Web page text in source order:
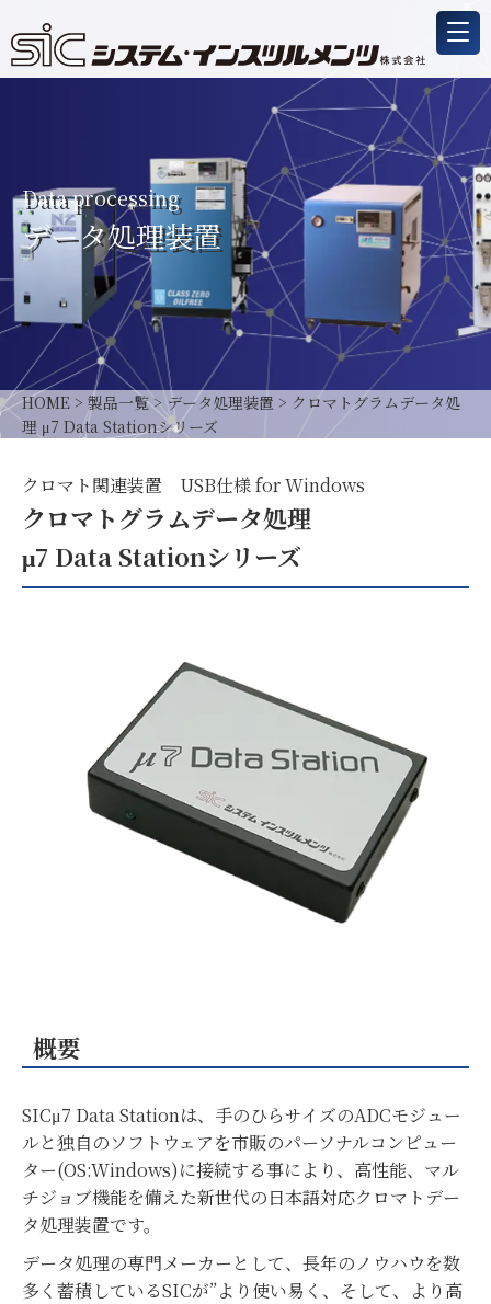
Data processing
データ処理装置
HOME > 製品一覧> データ処理装置 > クロマトグラムデータ処
理 μ7 Data Stationシリーズ
クロマト関連装置 USB仕様 for Windows
クロマトグラムデータ処理
μ7 Data Stationシリーズ
概要
SICμ7 Data Stationは、手のひらサイズのADCモジュー
ルと独自のソフトウェアを市販のパーソナルコンピュー
ター(OS:Windows)に接続する事により、高性能、マル
チジョブ機能を備えた新世代の日本語対応クロマトデー
タ処理装置です。
データ処理の専門メーカーとして、長年のノウハウを数
多く蓄積しているSICが”より使い易く、そして、より高